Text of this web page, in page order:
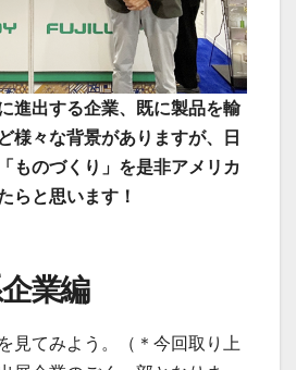
進出する企業、既に製品を輸
様々な背景がありますが、日
ものづくり」を是非アメリカ
らと思います！
業編
見てみよう。（＊今回取り上